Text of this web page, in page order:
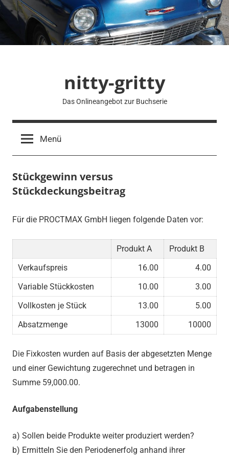
Zum
Inhalt
nitty-gritty
Das Onlineangebot zur Buchserie
Menü
Stückgewinn versus
Stückdeckungsbeitrag
Für die PROCTMAX GmbH liegen folgende Daten vor:
Produkt A
Produkt B
Verkaufspreis
16.00
4.00
Variable Stückkosten
10.00
3.00
Vollkosten je Stück
13.00
5.00
Absatzmenge
13000 10000
Die Fixkosten wurden auf Basis der abgesetzten Menge
und einer Gewichtung zugerechnet und betragen in
Summe 59,000.00.
Aufgabenstellung
a) Sollen beide Produkte weiter produziert werden?
b) Ermitteln Sie den Periodenerfolg anhand ihrer